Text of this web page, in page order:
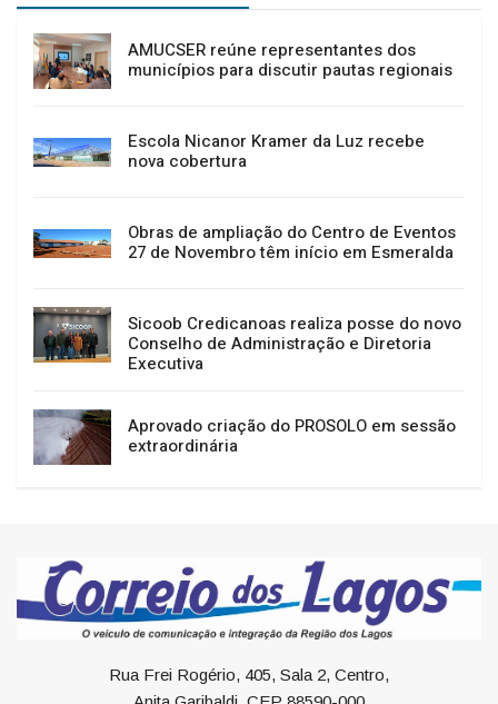
AMUCSER reúne representantes dos
municípios para discutir pautas regionais
Escola Nicanor Kramer da Luz recebe
nova cobertura
Obras de ampliação do Centro de Eventos
27 de Novembro têm início em Esmeralda
Sicoob Credicanoas realiza posse do novo
Conselho de Administração e Diretoria
Executiva
Aprovado criação do PROSOLO em sessão
extraordinária
Rua Frei Rogério, 405, Sala 2, Centro,